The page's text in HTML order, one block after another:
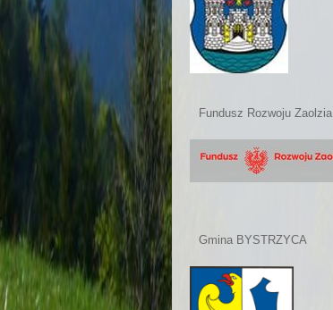
Fundusz Rozwoju Zaolzia
Gmina BYSTRZYCA